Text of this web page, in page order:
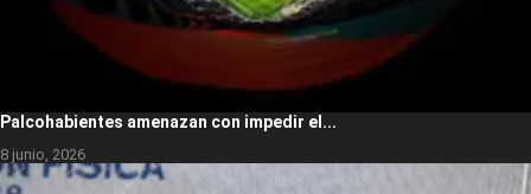
Palcohabientes amenazan con impedir el...
8 junio, 2026